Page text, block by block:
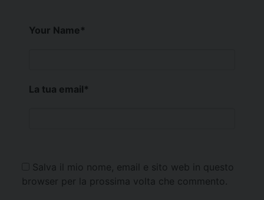
Your Name*
La tua email*
Salva il mio nome, email e sito web in questo
browser per la prossima volta che commento.